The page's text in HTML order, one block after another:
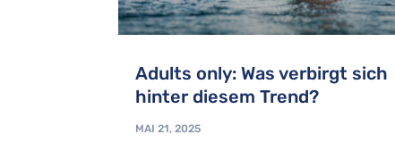
Adults only: Was verbirgt sich
hinter diesem Trend?
MAI 21, 2025